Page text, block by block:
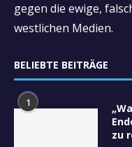
gegen die ewige,
westlichen Medien.
BELIEBTE BEITRÄGE
1
zu